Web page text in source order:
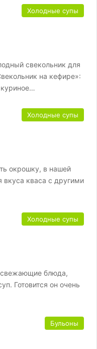
Холодные супы
свекольник для
на кефире»:
Холодные супы
окрошку, в нашей
вкуса кваса с другими
Холодные супы
блюда,
Готовится он очень
Бульоны